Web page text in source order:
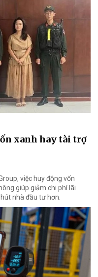
xanh hay tài trợ
việc huy động vốn
giúp giảm chi phí lãi
nhà đầu tư hơn.